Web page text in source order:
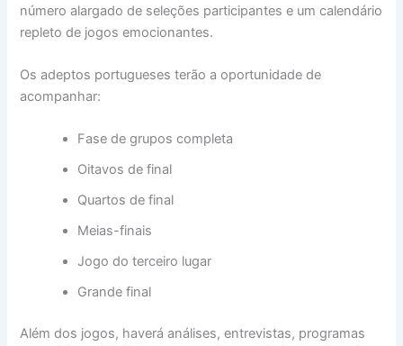
número alargado de seleções participantes e um calendário
repleto de jogos emocionantes.
Os adeptos portugueses terão a oportunidade de
acompanhar:
Fase de grupos completa
Oitavos de final
Quartos de final
Meias-finais
Jogo do terceiro lugar
Grande final
Além dos jogos, haverá análises, entrevistas, programas